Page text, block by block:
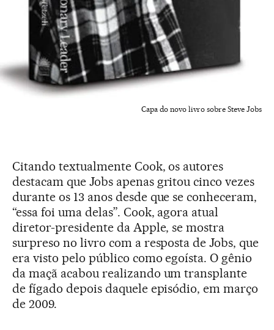
Capa do novo livro sobre Steve Jobs
Citando textualmente Cook, os autores
destacam que Jobs apenas gritou cinco vezes
durante os 13 anos desde que se conheceram,
“essa foi uma delas”. Cook, agora atual
diretor-presidente da Apple, se mostra
surpreso no livro com a resposta de Jobs, que
era visto pelo público como egoísta. O gênio
da maçã acabou realizando um transplante
de fígado depois daquele episódio, em março
de 2009.